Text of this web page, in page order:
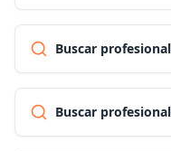
Buscar
Buscar